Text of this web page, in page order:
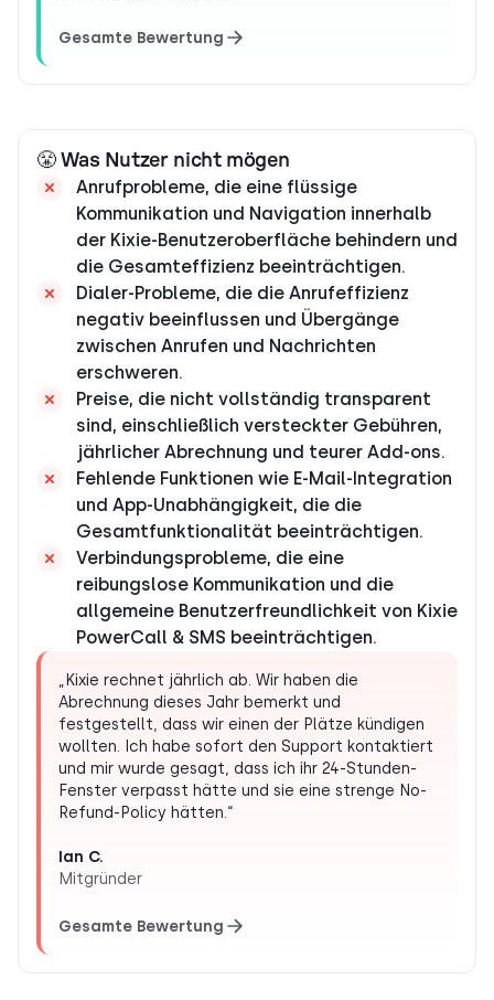
Gesamte Bewertung
😤 Was Nutzer nicht mögen
Anrufprobleme, die eine flüssige
Kommunikation und Navigation innerhalb
der Kixie-Benutzeroberfläche behindern und
die Gesamteffizienz beeinträchtigen.
Dialer-Probleme, die die Anrufeffizienz
negativ beeinflussen und Übergänge
zwischen Anrufen und Nachrichten
erschweren.
Preise, die nicht vollständig transparent
sind, einschließlich versteckter Gebühren,
jährlicher Abrechnung und teurer Add-ons.
Fehlende Funktionen wie E-Mail-Integration
und App-Unabhängigkeit, die die
Gesamtfunktionalität beeinträchtigen.
Verbindungsprobleme, die eine
reibungslose Kommunikation und die
allgemeine Benutzerfreundlichkeit von Kixie
PowerCall & SMS beeinträchtigen.
„Kixie rechnet jährlich ab. Wir haben die
Abrechnung dieses Jahr bemerkt und
festgestellt, dass wir einen der Plätze kündigen
wollten. Ich habe sofort den Support kontaktiert
und mir wurde gesagt, dass ich ihr 24-Stunden-
Fenster verpasst hätte und sie eine strenge No-
Refund-Policy hätten.“
Ian C.
Mitgründer
Gesamte Bewertung